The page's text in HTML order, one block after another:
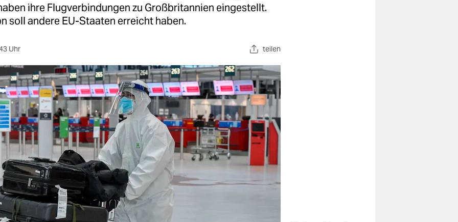
ihre Flugverbindungen zu Großbritannien eingestellt.
soll andere EU-Staaten erreicht haben.
Uhr teilen